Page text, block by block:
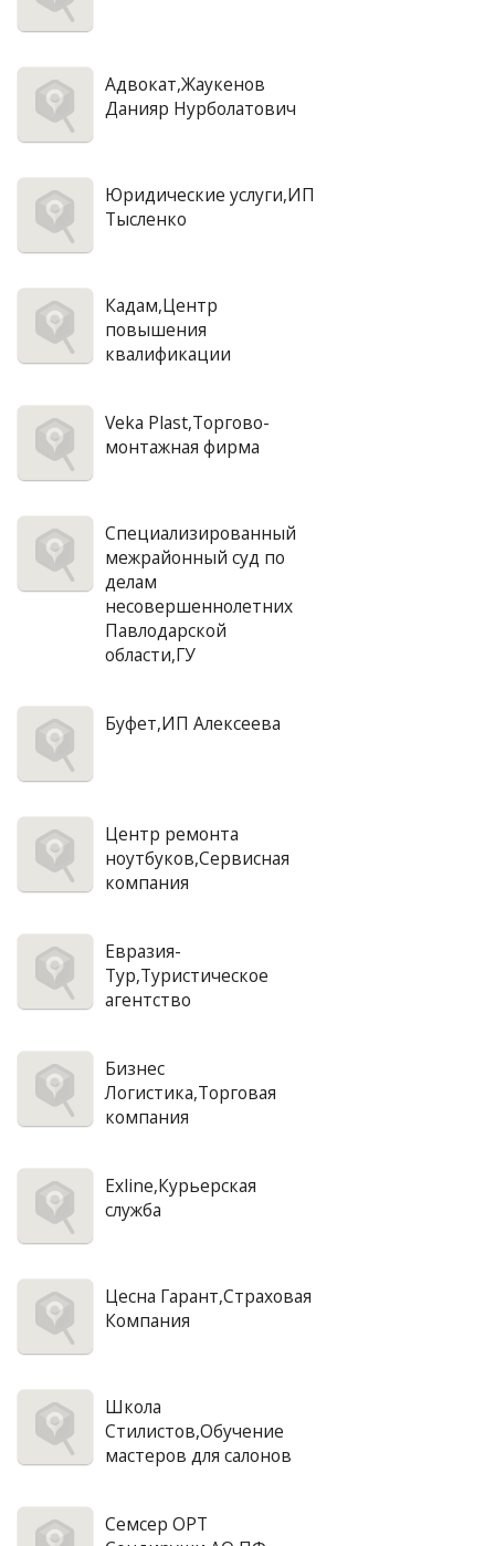
Адвокат,Жаукенов
Данияр Нурболатович
Юридические услуги,ИП
Тысленко
Кадам,Центр
повышения
квалификации
Veka Plast,Торгово-
монтажная фирма
Специализированный
межрайонный суд по
делам
несовершеннолетних
Павлодарской
области,ГУ
Буфет,ИП Алексеева
Центр ремонта
ноутбуков,Сервисная
компания
Евразия-
Тур,Туристическое
агентство
Бизнес
Логистика,Торговая
компания
Exline,Курьерская
служба
Цесна Гарант,Страховая
Компания
Школа
Стилистов,Обучение
мастеров для салонов
Семсер ОРТ